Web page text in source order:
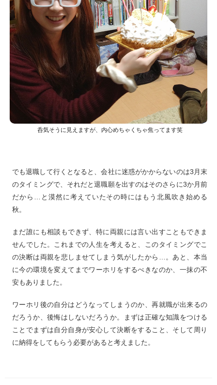
呑気そうに見えますが、内心めちゃくちゃ焦ってます笑
でも退職して行くとなると、会社に迷惑がかからないのは3月末
のタイミングで、それだと退職願を出すのはそのさらに3か月前
だから…と漠然に考えていたその時にはもう北風吹き始める
秋。
まだ誰にも相談もできず、特に両親には言い出すこともできま
せんでした。これまでの人生を考えると、このタイミングでこ
の決断は両親を悲しませてしまう気がしたから…。あと、本当
に今の環境を変えてまでワーホリをするべきなのか、一抹の不
安もありました。
ワーホリ後の自分はどうなってしまうのか、再就職が出来るの
だろうか、後悔はしないだろうか。まずは正確な知識をつける
ことでまずは自分自身が安心して決断をすること、そして周り
に納得をしてもらう必要があると考えました。